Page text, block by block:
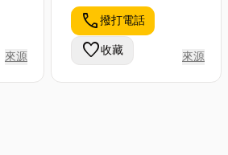
來源
call撥打電話
favorite收藏 來源